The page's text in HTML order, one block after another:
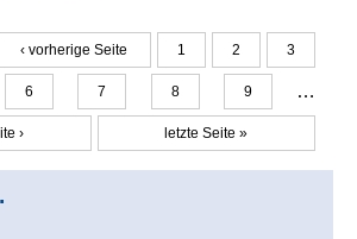
‹ vorherige Seite 1 2 3
6 7 8 9 …
› letzte Seite »